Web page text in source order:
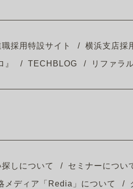
採用特設サイト 横浜支店採
TECHBLOG リファラ
しについて セミナーについ
メディア「Redia」について